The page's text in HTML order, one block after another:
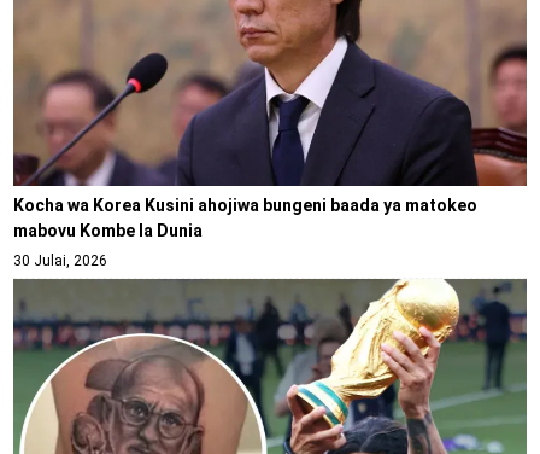
Kocha wa Korea Kusini ahojiwa bungeni baada ya matokeo
mabovu Kombe la Dunia
30 Julai, 2026